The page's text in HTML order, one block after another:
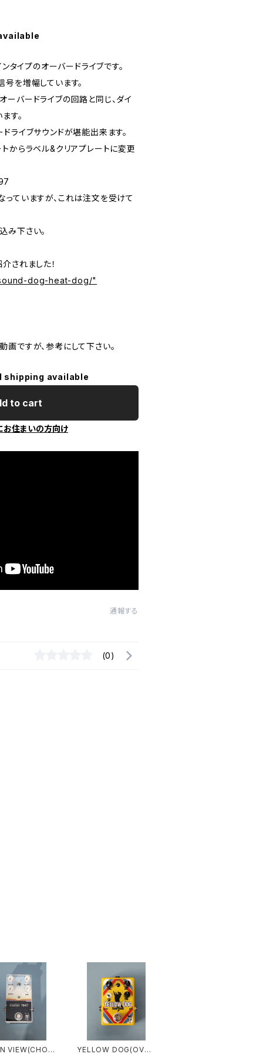
イプのオーバードライブです。
を増幅しています。
バードライブの回路と同じ、ダイ
す。
ライブサウンドが堪能出来ます。
からラベル&クリアプレートに変更
ていますが、これは注文を受けて
み下さい。
されました！
dog-heat-dog/"
ですが、参考にして下さい。
shipping available
to cart
お住まいの方向け
通報する
(0)
VIEW(CHOR
YELLOW DOG(OVER